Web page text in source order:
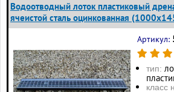
Водоотводный лоток пластиковый
ячеистой сталь оцинкованная
Артикул:
тип:
класс